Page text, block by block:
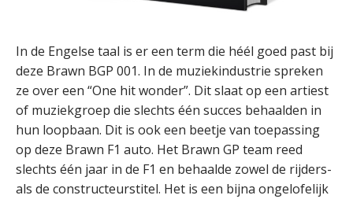
In de Engelse taal is er een term die héél goed past bij
deze Brawn BGP 001. In de muziekindustrie spreken
ze over een “One hit wonder”. Dit slaat op een artiest
of muziekgroep die slechts één succes behaalden in
hun loopbaan. Dit is ook een beetje van toepassing
op deze Brawn F1 auto. Het Brawn GP team reed
slechts één jaar in de F1 en behaalde zowel de rijders-
als de constructeurstitel. Het is een bijna ongelofelijk